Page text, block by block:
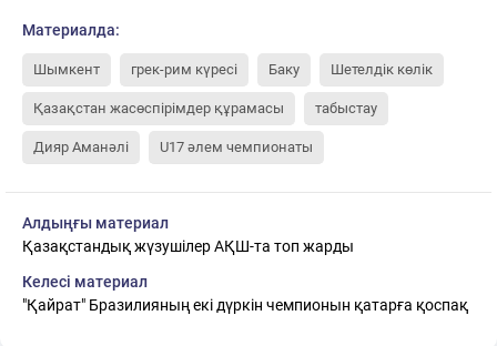
Материалда:
Шымкент грек-рим күресі Баку Шетелдік көлік
Қазақстан жасөспірімдер құрамасы табыстау
Дияр Аманәлі U17 әлем чемпионаты
Алдыңғы материал
Қазақстандық жүзушілер АҚШ-та топ жарды
Келесі материал
"Қайрат" Бразилияның екі дүркін чемпионын қатарға қоспақ